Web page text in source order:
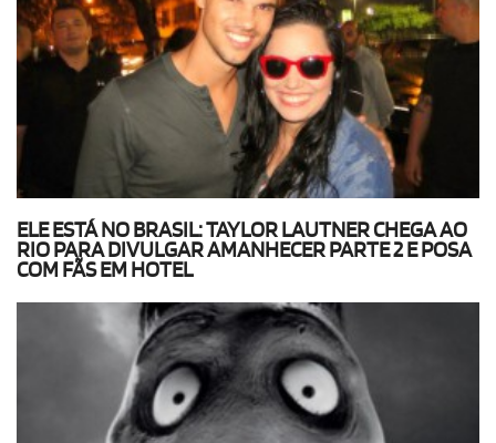
ELE ESTÁ NO BRASIL: TAYLOR LAUTNER CHEGA AO
RIO PARA DIVULGAR AMANHECER PARTE 2 E POSA
COM FÃS EM HOTEL